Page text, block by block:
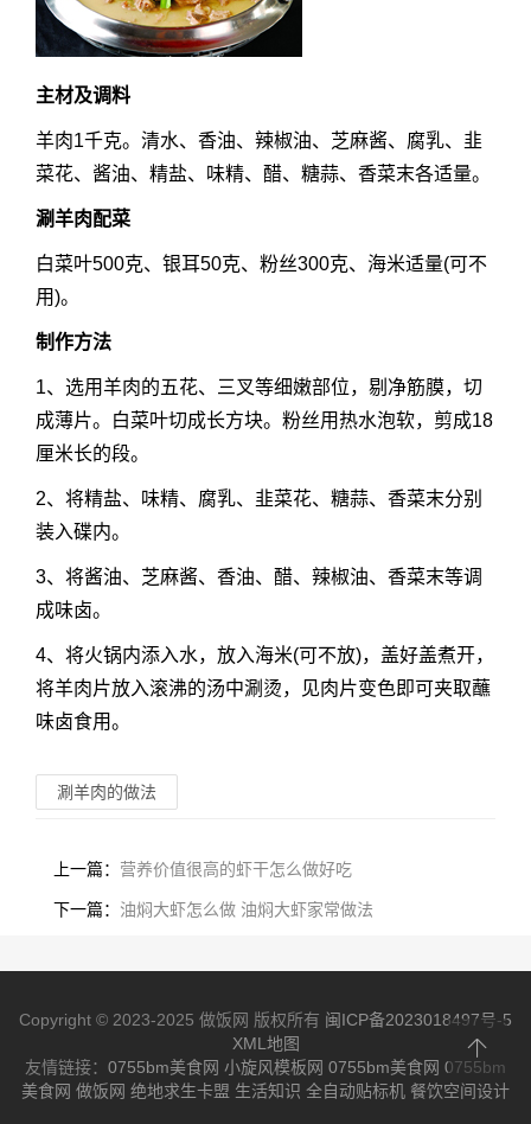
主材及调料
羊肉1千克。清水、香油、辣椒油、芝麻酱、腐乳、韭
菜花、酱油、精盐、味精、醋、糖蒜、香菜末各适量。
涮羊肉配菜
白菜叶500克、银耳50克、粉丝300克、海米适量(可不
用)。
制作方法
1、选用羊肉的五花、三叉等细嫩部位，剔净筋膜，切
成薄片。白菜叶切成长方块。粉丝用热水泡软，剪成18
厘米长的段。
2、将精盐、味精、腐乳、韭菜花、糖蒜、香菜末分别
装入碟内。
3、将酱油、芝麻酱、香油、醋、辣椒油、香菜末等调
成味卤。
4、将火锅内添入水，放入海米(可不放)，盖好盖煮开，
将羊肉片放入滚沸的汤中涮烫，见肉片变色即可夹取蘸
味卤食用。
涮羊肉的做法
上一篇： 营养价值很高的虾干怎么做好吃
下一篇： 油焖大虾怎么做 油焖大虾家常做法
Copyright © 2023-2025 做饭网 版权所有 闽ICP备2023018497号-5
XML地图
友情链接： 0755bm美食网 小旋风模板网 0755bm美食网 0755bm
美食网 做饭网 绝地求生卡盟 生活知识 全自动贴标机 餐饮空间设计